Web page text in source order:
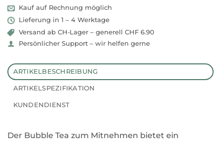
Kauf auf Rechnung möglich
Lieferung in 1 – 4 Werktage
Versand ab CH‑Lager – generell CHF 6.90
Persönlicher Support – wir helfen gerne
ARTIKELBESCHREIBUNG
ARTIKELSPEZIFIKATION
KUNDENDIENST
Der Bubble Tea zum Mitnehmen bietet ein